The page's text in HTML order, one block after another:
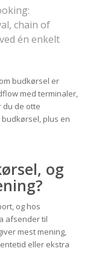
chain of
én enkelt
budkørsel er
med terminaler,
de otte
plus en
og
og hos
afsender til
mest mening,
eller ekstra